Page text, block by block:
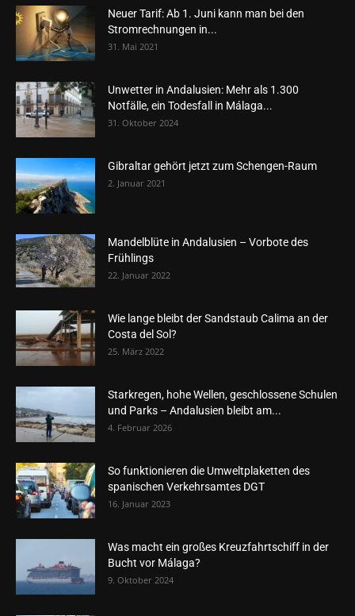
Neuer Tarif: Ab 1. Juni kann man bei den
Stromrechnungen in...
31. Mai 2021
Unwetter in Andalusien: Mehr als 1.300
Notfälle, ein Todesfall in Málaga...
31. Oktober 2024
Gibraltar gehört jetzt zum Schengen-Raum
2. Januar 2021
Mandelblüte in Andalusien – Vorbote des
Frühlings
22. Januar 2022
Wie lange bleibt der Sandstaub Calima an der
Costa del Sol?
25. März 2022
Starkregen, hohe Wellen, geschlossene Schulen
und Parks – Andalusien bleibt am...
4. Februar 2026
So funktionieren die Umweltplaketten des
spanischen Verkehrsamtes DGT
16. Januar 2023
Was macht ein großes Kreuzfahrtschiff in der
Bucht vor Málaga?
9. Oktober 2024